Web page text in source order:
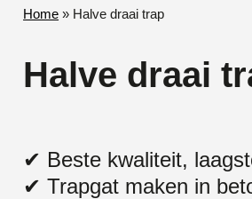
Halve draai
✔ Beste kwaliteit,
✔ Trapgat maken in
Home » Halve draai trap